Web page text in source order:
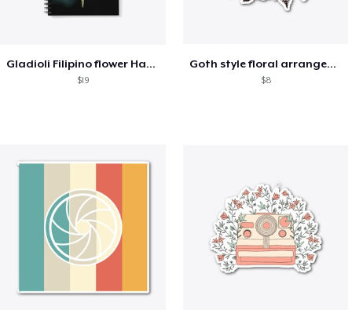
Gladioli Filipino flower Hand
$19
Goth style floral arrangement
$8